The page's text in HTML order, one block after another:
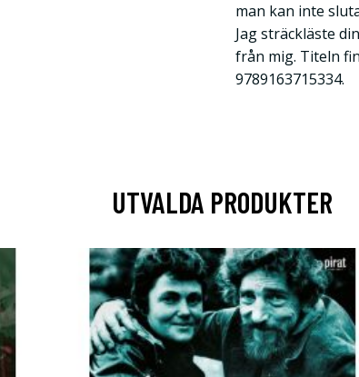
man kan inte
Jag sträckläste
från mig. Titeln
9789163715334.
UTVALDA PRODUKTER